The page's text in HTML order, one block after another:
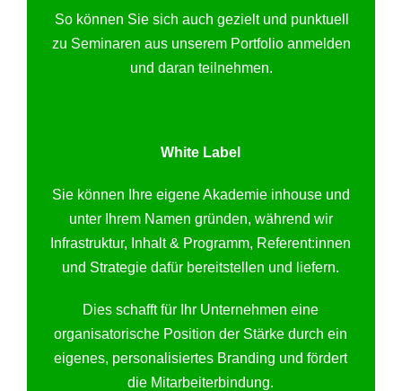
So können Sie sich auch gezielt und punktuell
zu Seminaren aus unserem Portfolio anmelden
und daran teilnehmen.
White Label
Sie können Ihre eigene Akademie inhouse und
unter Ihrem Namen gründen, während wir
Infrastruktur, Inhalt & Programm, Referent:innen
und Strategie dafür bereitstellen und liefern.
Dies schafft für Ihr Unternehmen eine
organisatorische Position der Stärke durch ein
eigenes, personalisiertes Branding und fördert
die Mitarbeiterbindung.